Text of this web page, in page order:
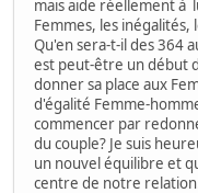
mais aide réellement à
Femmes, les inégalités,
Qu'en sera-t-il des 364
est peut-être un début
donner sa place aux
d'égalité Femme-
commencer par
du couple? Je suis
un nouvel équilibre et
centre de notre